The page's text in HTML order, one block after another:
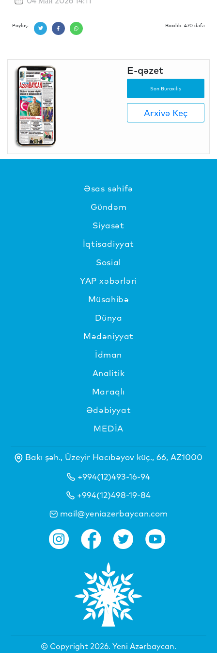
Paylaş: Baxılıb: 470 dəfə
E-qəzet
Son Buraxılış
Arxivə Keç
Əsas səhifə
Gündəm
Siyasət
İqtisadiyyat
Sosial
YAP xəbərləri
Müsahibə
Dünya
Mədəniyyat
İdman
Analitik
Maraqlı
Ədəbiyyat
MEDİA
Bakı şəh., Üzeyir Hacıbəyov küç., 66, AZ1000
+994(12)493-16-94
+994(12)498-19-84
mail@yeniazerbaycan.com
© Copyright 2026. Yeni Azərbaycan.